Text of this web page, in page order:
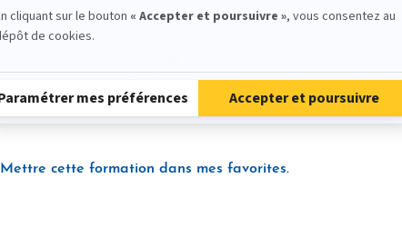
Mettre cette formation dans mes favorites.